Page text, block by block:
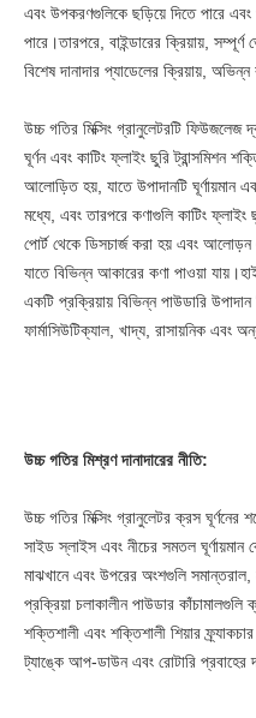
এবং উপকরণগুলিকে ছড়িয়ে দিতে পারে
পারে।তারপরে, বাইন্ডারের ক্রিয়ায়,
বিশেষ দানাদার প্যাডেলের ক্রিয়ায়,
উচ্চ গতির মিক্সিং গ্রানুলেটরটি ফিউজলেজ
ঘূর্ণন এবং কাটিং ফ্লাইং ছুরি ট্রান্সমিশন
আলোড়িত হয়, যাতে উপাদানটি ঘূর্ণায়মান
মধ্যে, এবং তারপরে কণাগুলি কাটিং ফ্লাইং
পোর্ট থেকে ডিসচার্জ করা হয় এবং আলোড়ন
যাতে বিভিন্ন আকারের কণা পাওয়া
একটি প্রক্রিয়ায় বিভিন্ন পাউডারি
ফার্মাসিউটিক্যাল, খাদ্য, রাসায়নিক এবং
উচ্চ গতির মিশ্রণ দানাদারের নীতি:
উচ্চ গতির মিক্সিং গ্রানুলেটর ক্রস ঘূর্ণনের
সাইড স্লাইস এবং নীচের সমতল ঘূর্ণায়মান
মাঝখানে এবং উপরের অংশগুলি
প্রক্রিয়া চলাকালীন পাউডার
শক্তিশালী এবং শক্তিশালী শিয়ার
ট্যাঙ্কে আপ-ডাউন এবং রোটারি প্রবাহের